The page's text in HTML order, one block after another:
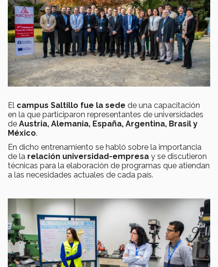
El campus Saltillo fue la sede de una capacitación
en la que participaron representantes de universidades
de Austria, Alemania, España, Argentina, Brasil y
México.
En dicho entrenamiento se habló sobre la importancia
de la relación universidad-empresa y se discutieron
técnicas para la elaboración de programas que atiendan
a las necesidades actuales de cada país.